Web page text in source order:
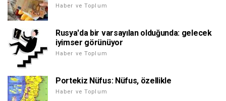
Haber ve Toplum
Rusya'da bir varsayılan olduğunda: gelecek
iyimser görünüyor
Haber ve Toplum
Portekiz Nüfus: Nüfus, özellikle
Haber ve Toplum